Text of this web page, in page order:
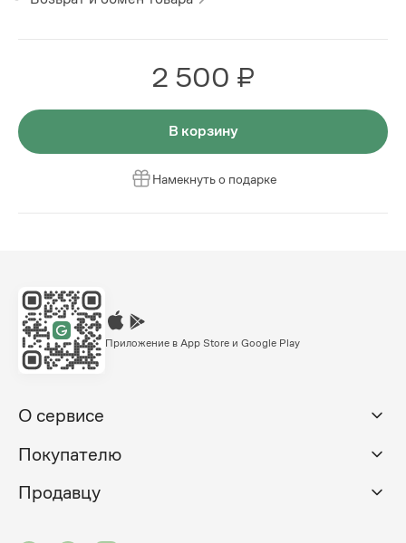
2 500 ₽
В корзину
Намекнуть о подарке
Приложение в App Store и Google Play
О сервисе
Покупателю
Продавцу